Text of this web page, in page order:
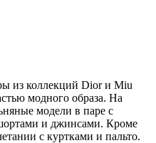
из коллекций Dior и Miu
модного образа. На
модели в паре с
и джинсами. Кроме
с куртками и пальто.